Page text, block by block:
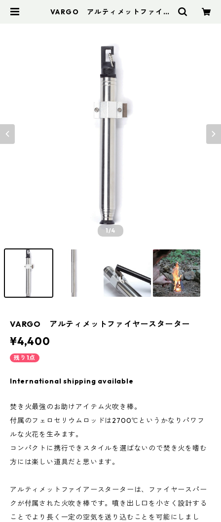
VARGO アルティメットファイヤ
1/4
VARGO アルティメットファイヤースターター
¥4,400
残り1点
International shipping available
焚き火最強のお助けアイテム火吹き棒。
付属のフェロセリウムロッドは2700℃というかなりパワフ
ルな火花を生みます。
コンパクトに携行できスタイルを選ばないので焚き火を嗜む
方には楽しい道具だと思います。
アルティメットファイアースターターは、ファイヤースパー
クが付属された火吹き棒です。噴き出し口を小さく設計する
ことでより長く一定の空気を送り込むことを可能にしまし